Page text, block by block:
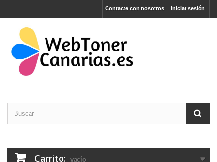
Iniciar sesión
Contacte con nosotros
Carrito: vacío